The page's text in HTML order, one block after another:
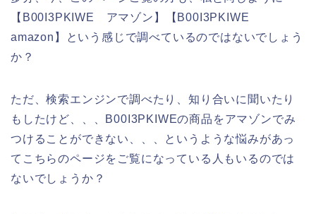
【B00I3PKIWE アマゾン】【B00I3PKIWE
amazon】という感じで調べているのではないでしょう
か？
ただ、検索エンジンで調べたり、知り合いに聞いたり
もしたけど、、、B00I3PKIWEの商品をアマゾンでみ
つけることができない、、、というような悩みがあっ
てこちらのページをご覧になっている人もいるのでは
ないでしょうか？